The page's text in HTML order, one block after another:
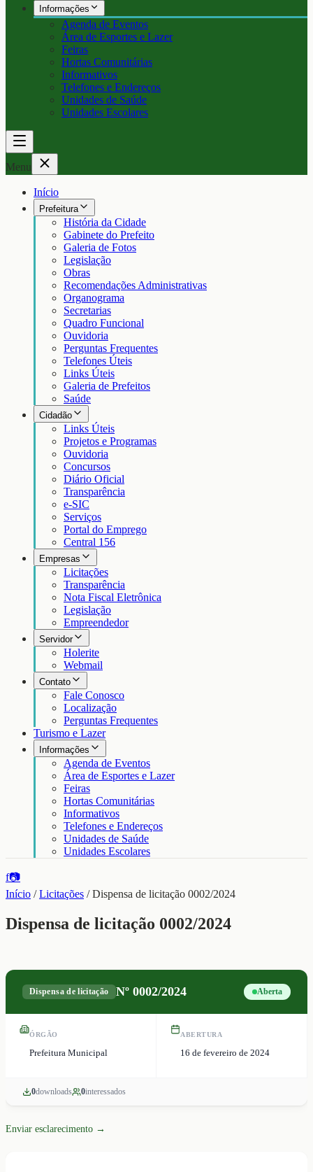
Informações
Agenda de Eventos
Área de Esportes e Lazer
Feiras
Hortas Comunitárias
Informativos
Telefones e Endereços
Unidades de Saúde
Unidades Escolares
Menu
Início
Prefeitura
História da Cidade
Gabinete do Prefeito
Galeria de Fotos
Legislação
Obras
Recomendações Administrativas
Organograma
Secretarias
Quadro Funcional
Ouvidoria
Perguntas Frequentes
Telefones Úteis
Links Úteis
Galeria de Prefeitos
Saúde
Cidadão
Links Úteis
Projetos e Programas
Ouvidoria
Concursos
Diário Oficial
Transparência
e-SIC
Serviços
Portal do Emprego
Central 156
Empresas
Licitações
Transparência
Nota Fiscal Eletrônica
Legislação
Empreendedor
Servidor
Holerite
Webmail
Contato
Fale Conosco
Localização
Perguntas Frequentes
Turismo e Lazer
Informações
Agenda de Eventos
Área de Esportes e Lazer
Feiras
Hortas Comunitárias
Informativos
Telefones e Endereços
Unidades de Saúde
Unidades Escolares
f📷
Início /Licitações /Dispensa de licitação 0002/2024
Dispensa de licitação 0002/2024
Dispensa de licitação Nº 0002/2024 Aberta
ÓRGÃO
Prefeitura Municipal
ABERTURA
16 de fevereiro de 2024
0downloads 0interessados
Enviar esclarecimento →